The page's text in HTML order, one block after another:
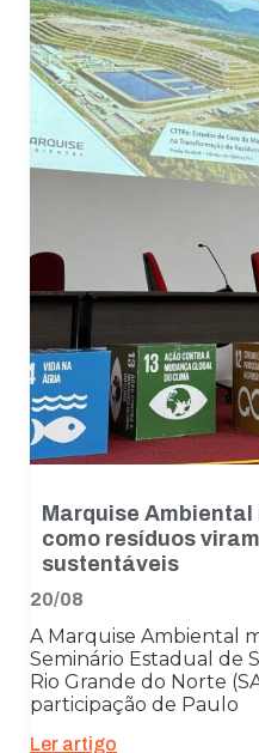
Marquise Ambiental
como resíduos
sustentáveis
20/08
A Marquise Ambiental
Seminário Estadual de
Rio Grande do Norte
participação de Paulo
Ler artigo